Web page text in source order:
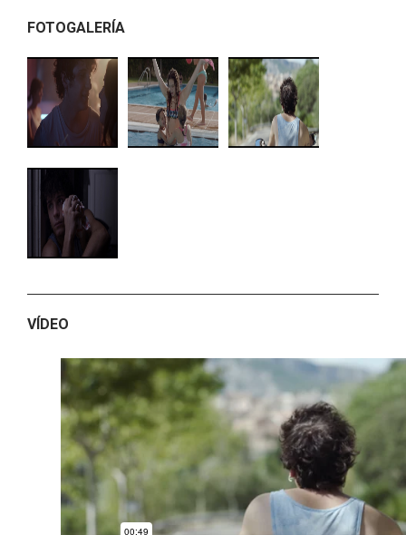
FOTOGALERÍA
VÍDEO